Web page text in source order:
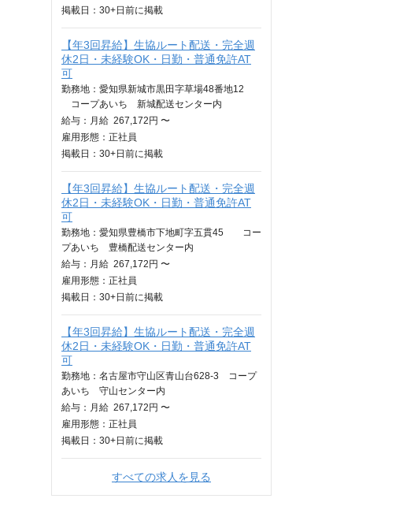
掲載日： 30+日 前に掲載
【年3回昇給】生協ルート配送・完全週
休2日・未経験OK・日勤・普通免許AT
可
勤務地：愛知県新城市黒田字草場48番地12
コープあいち 新城配送センター内
給与： 月給 267,172円 〜
雇用形態：正社員
掲載日： 30+日 前に掲載
【年3回昇給】生協ルート配送・完全週
休2日・未経験OK・日勤・普通免許AT
可
勤務地：愛知県豊橋市下地町字五貫45 コー
プあいち 豊橋配送センター内
給与： 月給 267,172円 〜
雇用形態：正社員
掲載日： 30+日 前に掲載
【年3回昇給】生協ルート配送・完全週
休2日・未経験OK・日勤・普通免許AT
可
勤務地：名古屋市守山区青山台628-3 コープ
あいち 守山センター内
給与： 月給 267,172円 〜
雇用形態：正社員
掲載日： 30+日 前に掲載
すべての求人を見る